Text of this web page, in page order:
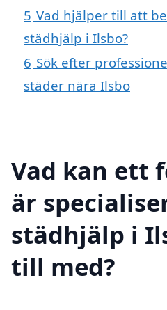
5 Vad hjälper till att
städhjälp i Ilsbo?
6 Sök efter
städer nära Ilsbo
Vad kan ett
är
städhjälp i
till med?